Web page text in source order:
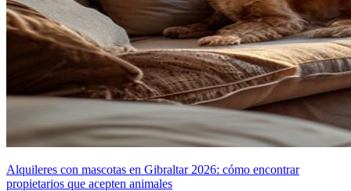
Alquileres con mascotas en Gibraltar 2026: cómo encontrar
propietarios que acepten animales